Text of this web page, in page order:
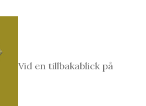
Vid en tillbakablick på